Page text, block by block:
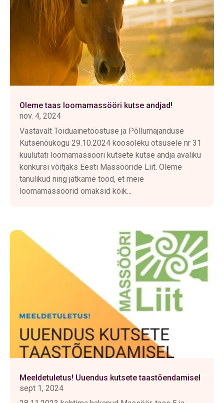
Oleme taas loomamassööri kutse andjad!
nov. 4, 2024
Vastavalt Toiduainetööstuse ja Põllumajanduse
Kutsenõukogu 29.10.2024 koosoleku otsusele nr 31
kuulutati loomamassööri kutsete kutse andja avaliku
konkursi võitjaks Eesti Massööride Liit. Oleme
tänulikud ning jätkame tööd, et meie
loomamassöörid omaksid kõik...
Meeldetuletus! Uuendus kutsete taastõendamisel
sept 1, 2024